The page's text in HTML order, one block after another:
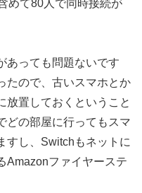
めて80人で同時接続が
あっても問題ないです
たので、古いスマホとか
放置しておくということ
どの部屋に行ってもスマ
すし、Switchもネットに
Amazonファイヤーステ